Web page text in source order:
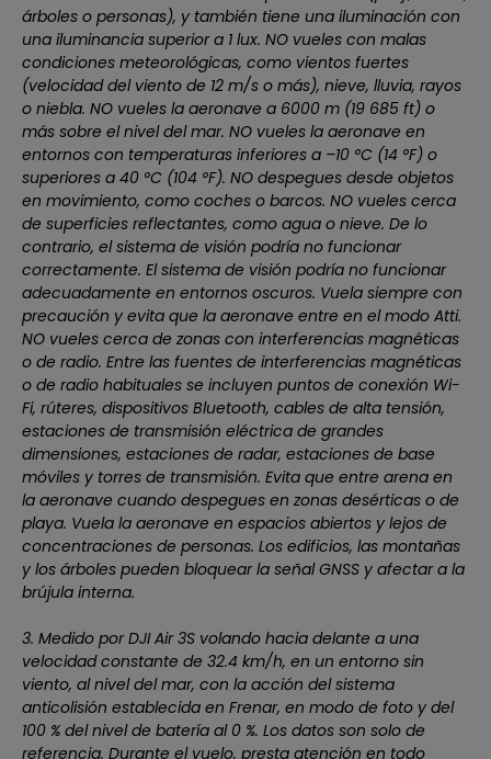
árboles o personas), y también tiene una iluminación con
una iluminancia superior a 1 lux. NO vueles con malas
condiciones meteorológicas, como vientos fuertes
(velocidad del viento de 12 m/s o más), nieve, lluvia, rayos
o niebla. NO vueles la aeronave a 6000 m (19 685 ft) o
más sobre el nivel del mar. NO vueles la aeronave en
entornos con temperaturas inferiores a –10 °C (14 °F) o
superiores a 40 °C (104 °F). NO despegues desde objetos
en movimiento, como coches o barcos. NO vueles cerca
de superficies reflectantes, como agua o nieve. De lo
contrario, el sistema de visión podría no funcionar
correctamente. El sistema de visión podría no funcionar
adecuadamente en entornos oscuros. Vuela siempre con
precaución y evita que la aeronave entre en el modo Atti.
NO vueles cerca de zonas con interferencias magnéticas
o de radio. Entre las fuentes de interferencias magnéticas
o de radio habituales se incluyen puntos de conexión Wi-
Fi, rúteres, dispositivos Bluetooth, cables de alta tensión,
estaciones de transmisión eléctrica de grandes
dimensiones, estaciones de radar, estaciones de base
móviles y torres de transmisión. Evita que entre arena en
la aeronave cuando despegues en zonas desérticas o de
playa. Vuela la aeronave en espacios abiertos y lejos de
concentraciones de personas. Los edificios, las montañas
y los árboles pueden bloquear la señal GNSS y afectar a la
brújula interna.
3. Medido por DJI Air 3S volando hacia delante a una
velocidad constante de 32.4 km/h, en un entorno sin
viento, al nivel del mar, con la acción del sistema
anticolisión establecida en Frenar, en modo de foto y del
100 % del nivel de batería al 0 %. Los datos son solo de
referencia. Durante el vuelo, presta atención en todo